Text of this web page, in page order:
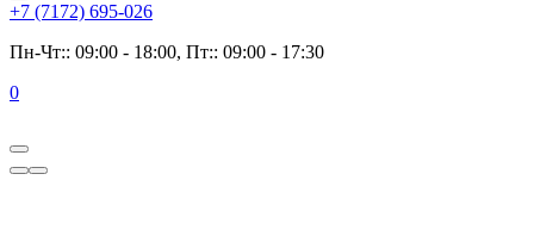
+7 (7172) 695-026
Пн-Чт:: 09:00 - 18:00, Пт:: 09:00 - 17:30
0